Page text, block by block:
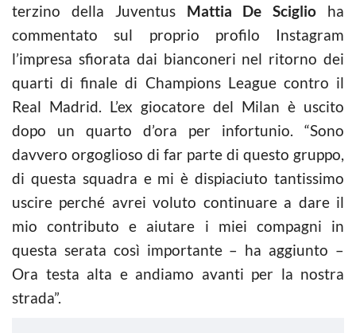
terzino della Juventus Mattia De Sciglio ha
commentato sul proprio profilo Instagram
l’impresa sfiorata dai bianconeri nel ritorno dei
quarti di finale di Champions League contro il
Real Madrid. L’ex giocatore del Milan è uscito
dopo un quarto d’ora per infortunio. “Sono
davvero orgoglioso di far parte di questo gruppo,
di questa squadra e mi è dispiaciuto tantissimo
uscire perché avrei voluto continuare a dare il
mio contributo e aiutare i miei compagni in
questa serata così importante – ha aggiunto –
Ora testa alta e andiamo avanti per la nostra
strada”.